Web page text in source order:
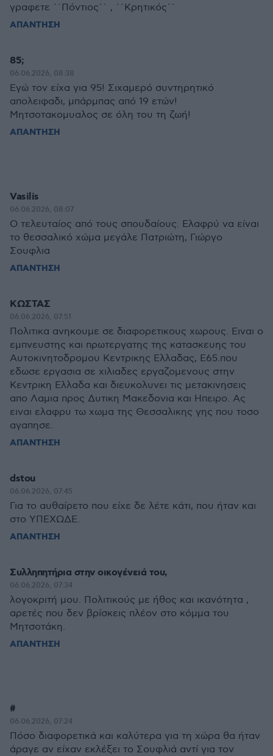
γραφετε ΄΄Πόντιος΄΄ , ΄΄Κρητικός΄΄
ΑΠΑΝΤΗΣΗ
85;
06.06.2026, 08:38
Εγώ τον είχα για 95! Σιχαμερό συντηρητικό
απολειφαδι, μπάρμπας από 19 ετών!
Μητσοτακομυαλος σε όλη του τη ζωή!
ΑΠΑΝΤΗΣΗ
Vasilis
06.06.2026, 08:07
Ο τελευταίος από τους σπουδαίους. Ελαφρύ να είναι
το θεσσαλικό χώμα μεγάλε Πατριώτη, Γιώργο
Σουφλια
ΑΠΑΝΤΗΣΗ
ΚΩΣΤΑΣ
06.06.2026, 07:51
Πολιτικα ανηκουμε σε διαφορετικους χωρους. Ειναι ο
εμπνευστης και πρωτεργατης της κατασκευης του
Αυτοκινητοδρομου Κεντρικης Ελλαδας, Ε65.που
εδωσε εργασια σε χιλιαδες εργαζομενους στην
Κεντρικη Ελλαδα και διευκολυνει τις μετακινησεις
απο Λαμια προς Δυτικη Μακεδονια και Ηπειρο. Ας
ειναι ελαφρυ τω χωμα της Θεσσαλικης γης που τοσο
αγαπησε.
ΑΠΑΝΤΗΣΗ
dstou
06.06.2026, 07:45
Για το αυθαίρετο που είχε δε λέτε κάτι, που ήταν και
στο ΥΠΕΧΩΔΕ.
ΑΠΑΝΤΗΣΗ
Συλληπητήρια στην οικογένειά του,
06.06.2026, 07:34
λογοκριτή μου. Πολιτικούς με ήθος και ικανότητα ,
αρετές που δεν βρίσκεις πλέον στο κόμμα του
Μητσοτάκη.
ΑΠΑΝΤΗΣΗ
#
06.06.2026, 07:24
Πόσο διαφορετικά και καλύτερα για τη χώρα θα ήταν
άραγε αν είχαν εκλέξει το Σουφλιά αντί για τον